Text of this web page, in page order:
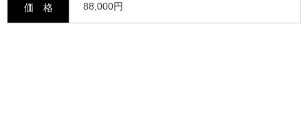
価 格 88,000円